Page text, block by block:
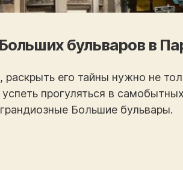
бульваров в
его тайны нужно не
прогуляться в
Большие бульвары.